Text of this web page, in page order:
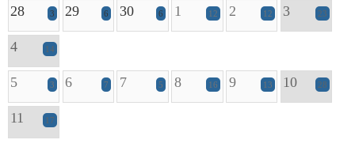
28 3 29 6 30 6 1 12 2 12 3 23
4 14
5 3 6 7 7 5 8 16 9 13 10 28
11 17